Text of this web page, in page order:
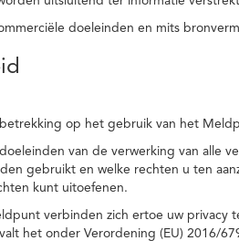
doeleinden en mits
op het gebruik van het
van de verwerking van alle
gebruikt en welke rechten u ten
kunt uitoefenen.
verbinden zich ertoe uw
het onder Verordening (EU) 2016/